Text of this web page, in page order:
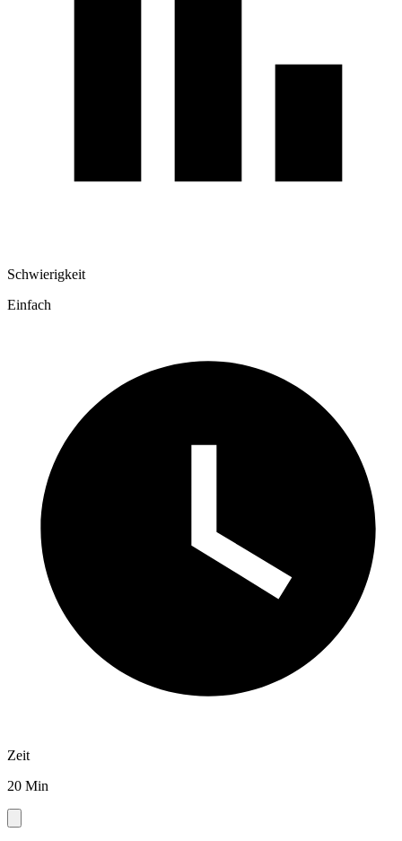
Schwierigkeit
Einfach
Zeit
20 Min